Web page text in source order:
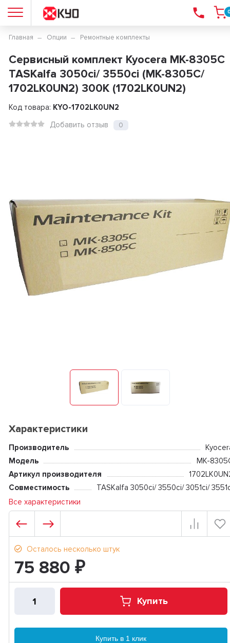
Главная Опции Ремонтные комплекты
Сервисный комплект Kyocera MK-8305C
TASKalfa 3050ci/ 3550ci (MK-8305C/
1702LK0UN2) 300K (1702LK0UN2)
Код товара: KYO-1702LK0UN2
Добавить отзыв
0
Характеристики
Производитель
Модель
MK-
Артикул производителя
Совместимость
TASKalfa 3050ci/ 3550ci/ 3051ci/
Все характеристики
Осталось несколько штук
75 880 ₽
Купить
Купить в 1 клик